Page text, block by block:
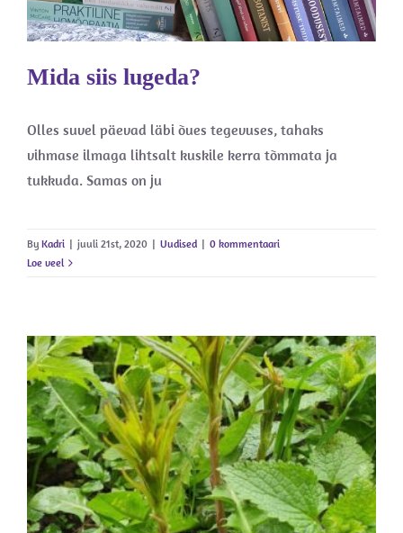
Mida siis lugeda?
Olles suvel päevad läbi õues tegevuses, tahaks
vihmase ilmaga lihtsalt kuskile kerra tõmmata ja
tukkuda. Samas on ju
By Kadri | juuli 21st, 2020 | Uudised | 0 kommentaari
Loe veel
Kevadel metsa korjele?
Uudised